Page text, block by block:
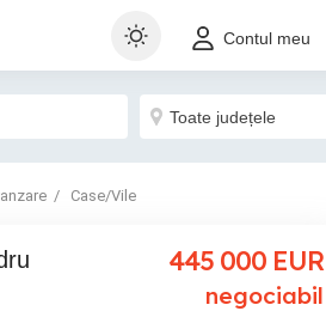
Contul meu
Case/Vile
445 000 EUR
negociabil